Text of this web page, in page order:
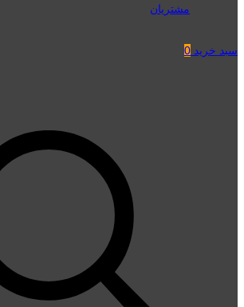
مشتریان
سبد خرید 0